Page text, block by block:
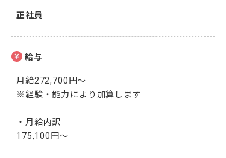
正社員
給与
月給272,700円～
※経験・能力により加算します
・月給内訳
175,100円～